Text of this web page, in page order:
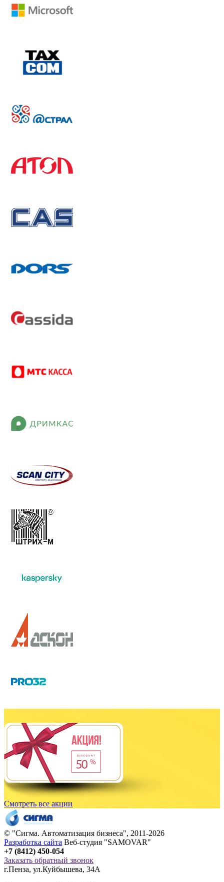
Смотреть все акции
© "Сигма. Автоматизация бизнеса", 2011-2026
Разработка сайта Веб-студия "SAMOVAR"
+7 (8412) 450-054
Заказать обратный звонок
г.Пенза, ул.Куйбышева, 34А